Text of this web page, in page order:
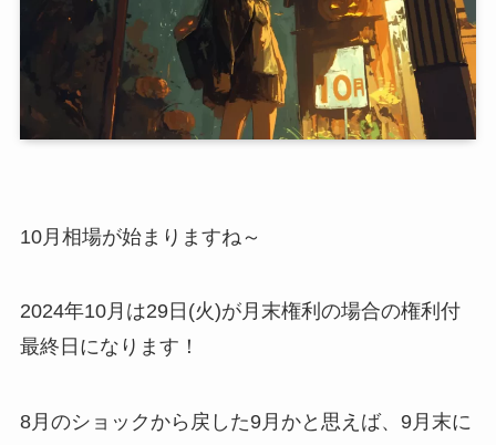
10月相場が始まりますね～
2024年10月は29日(火)が月末権利の場合の権利付
最終日になります！
8月のショックから戻した9月かと思えば、9月末に